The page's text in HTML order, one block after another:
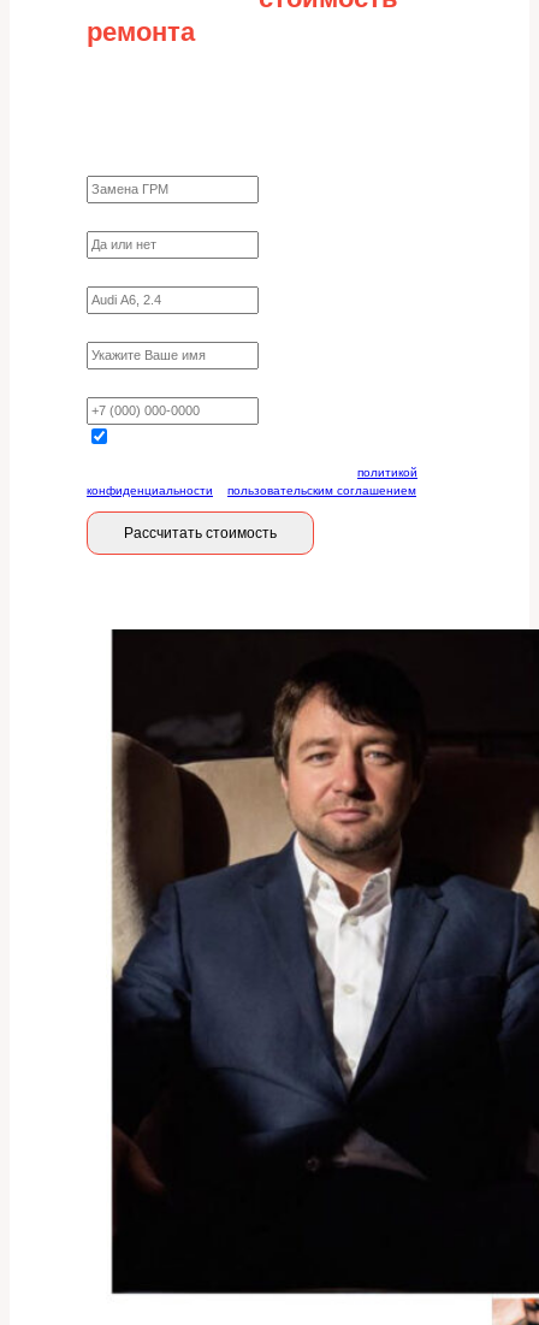
ремонта
политикой
конфиденциальности
пользовательским соглашением
Рассчитать стоимость